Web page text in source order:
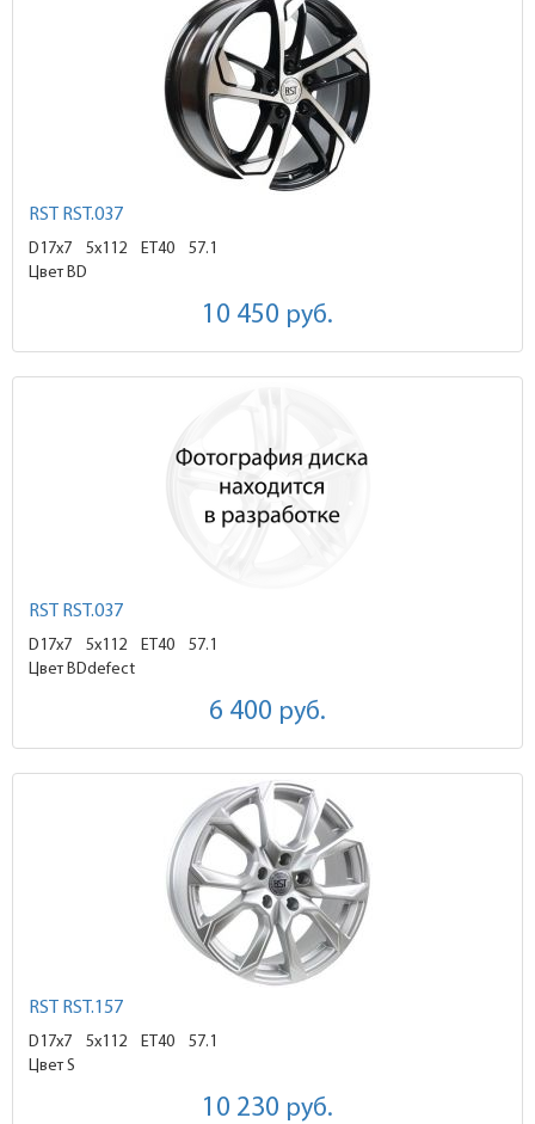
RST RST.037
D17x7 5x112 ET40
57.1
Цвет BD
10 450 руб.
RST RST.037
D17x7 5x112 ET40
57.1
Цвет BDdefect
6 400 руб.
RST RST.157
D17x7 5x112 ET40
57.1
Цвет S
10 230 руб.